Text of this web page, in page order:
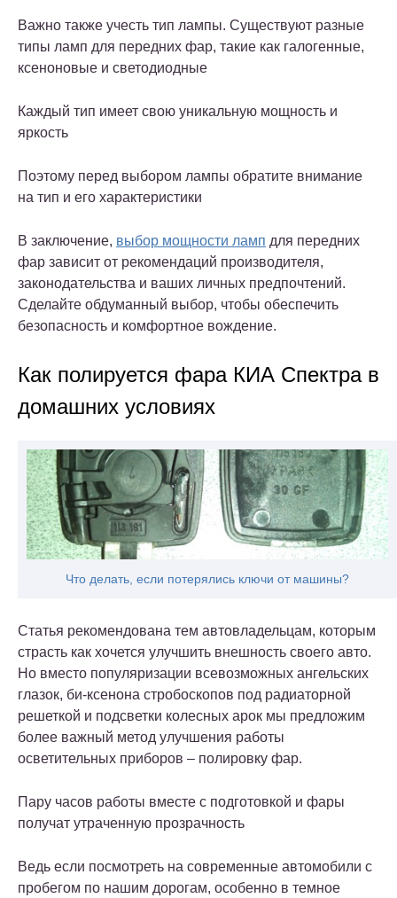
Важно также учесть тип лампы. Существуют разные
типы ламп для передних фар, такие как галогенные,
ксеноновые и светодиодные
Каждый тип имеет свою уникальную мощность и
яркость
Поэтому перед выбором лампы обратите внимание
на тип и его характеристики
В заключение, выбор мощности ламп для передних
фар зависит от рекомендаций производителя,
законодательства и ваших личных предпочтений.
Сделайте обдуманный выбор, чтобы обеспечить
безопасность и комфортное вождение.
Как полируется фара КИА Спектра в
домашних условиях
Что делать, если потерялись ключи от машины?
Статья рекомендована тем автовладельцам, которым
страсть как хочется улучшить внешность своего авто.
Но вместо популяризации всевозможных ангельских
глазок, би-ксенона стробоскопов под радиаторной
решеткой и подсветки колесных арок мы предложим
более важный метод улучшения работы
осветительных приборов – полировку фар.
Пару часов работы вместе с подготовкой и фары
получат утраченную прозрачность
Ведь если посмотреть на современные автомобили с
пробегом по нашим дорогам, особенно в темное